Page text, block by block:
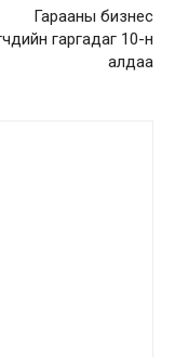
Гарааны бизнес
гаргадаг 10-н
алдаа